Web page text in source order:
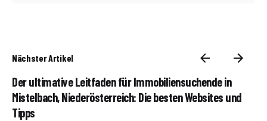
Nächster Artikel
Der ultimative Leitfaden für Immobiliensuchende in
Mistelbach, Niederösterreich: Die besten Websites und
Tipps